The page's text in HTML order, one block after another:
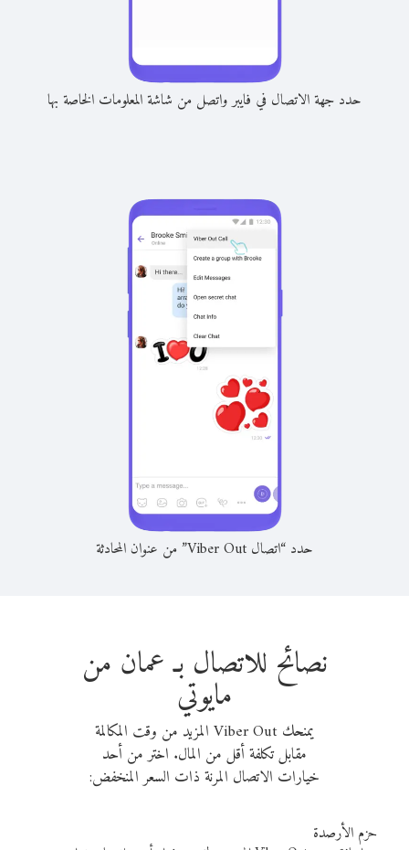
حدد جهة الاتصال في فايبر واتصل من شاشة المعلومات الخاصة بها
حدد “اتصال Viber Out” من عنوان المحادثة
نصائح للاتصال بـ عمان من
مايوتي
يمنحك Viber Out المزيد من وقت المكالمة
مقابل تكلفة أقل من المال. اختر من أحد
خيارات الاتصال المرنة ذات السعر المنخفض:
حزم الأرصدة